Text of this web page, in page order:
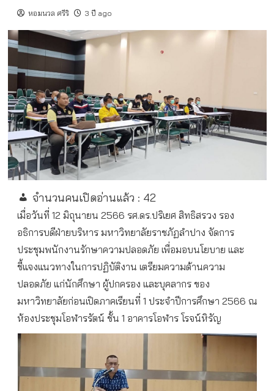
หอมนวล ศรีริ 3 ปี ago
จำนวนคนเปิดอ่านแล้ว : 42
เมื่อวันที่ 12 มิถุนายน 2566 รศ.ดร.ปริเยศ สิทธิสรวง รอง
อธิการบดีฝ่ายบริหาร มหาวิทยาลัยราชภัฏลำปาง จัดการ
ประชุมพนักงานรักษาความปลอดภัย เพื่อมอบนโยบาย และ
ชี้แจงแนวทางในการปฏิบัติงาน เตรียมความด้านความ
ปลอดภัย แก่นักศึกษา ผู้ปกครอง และบุคลากร ของ
มหาวิทยาลัยก่อนเปิดภาคเรียนที่ 1 ประจำปีการศึกษา 2566 ณ
ห้องประชุมโอฬารรัตน์ ชั้น 1 อาคารโอฬาร โรจน์หิรัญ